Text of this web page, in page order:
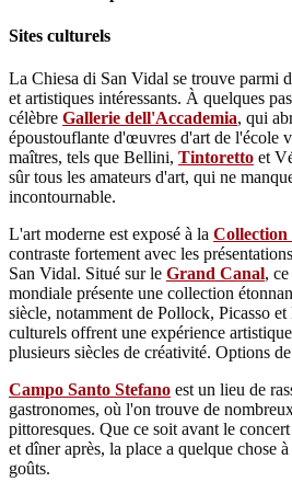
Sites culturels
La Chiesa di San Vidal se trouve parmi
et artistiques intéressants. À quelques
célèbre Gallerie dell'Accademia, qui
époustouflante d'œuvres d'art de l'école
maîtres, tels que Bellini, Tintoretto et
sûr tous les amateurs d'art, qui ne
incontournable.
L'art moderne est exposé à la Collection
contraste fortement avec les
San Vidal. Situé sur le Grand Canal,
mondiale présente une collection
siècle, notamment de Pollock, Picasso
culturels offrent une expérience
plusieurs siècles de créativité. Options
Campo Santo Stefano est un lieu de
gastronomes, où l'on trouve de
pittoresques. Que ce soit avant le
et dîner après, la place a quelque chose
goûts.